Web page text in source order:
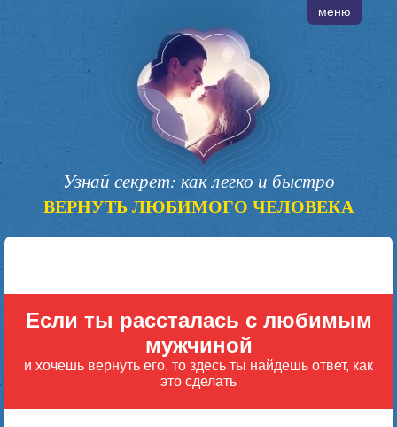
Узнай секрет: как легко и быстро
ВЕРНУТЬ ЛЮБИМОГО ЧЕЛОВЕКА
Если ты рассталась с любимым
мужчиной
и хочешь вернуть его, то здесь ты найдешь ответ, как
это сделать
меню